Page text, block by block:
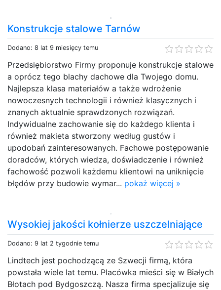
Konstrukcje stalowe Tarnów
Dodano: 8 lat 9 miesięcy temu
Przedsiębiorstwo Firmy proponuje konstrukcje stalowe
a oprócz tego blachy dachowe dla Twojego domu.
Najlepsza klasa materiałów a także wdrożenie
nowoczesnych technologii i również klasycznych i
znanych aktualnie sprawdzonych rozwiązań.
Indywidualne zachowanie się do każdego klienta i
również makieta stworzony według gustów i
upodobań zainteresowanych. Fachowe postępowanie
doradców, których wiedza, doświadczenie i również
fachowość pozwoli każdemu klientowi na uniknięcie
błędów przy budowie wymar... pokaż więcej »
Wysokiej jakości kołnierze uszczelniające
Dodano: 9 lat 2 tygodnie temu
Lindtech jest pochodzącą ze Szwecji firmą, która
powstała wiele lat temu. Placówka mieści się w Białych
Błotach pod Bydgoszczą. Nasza firma specjalizuje się